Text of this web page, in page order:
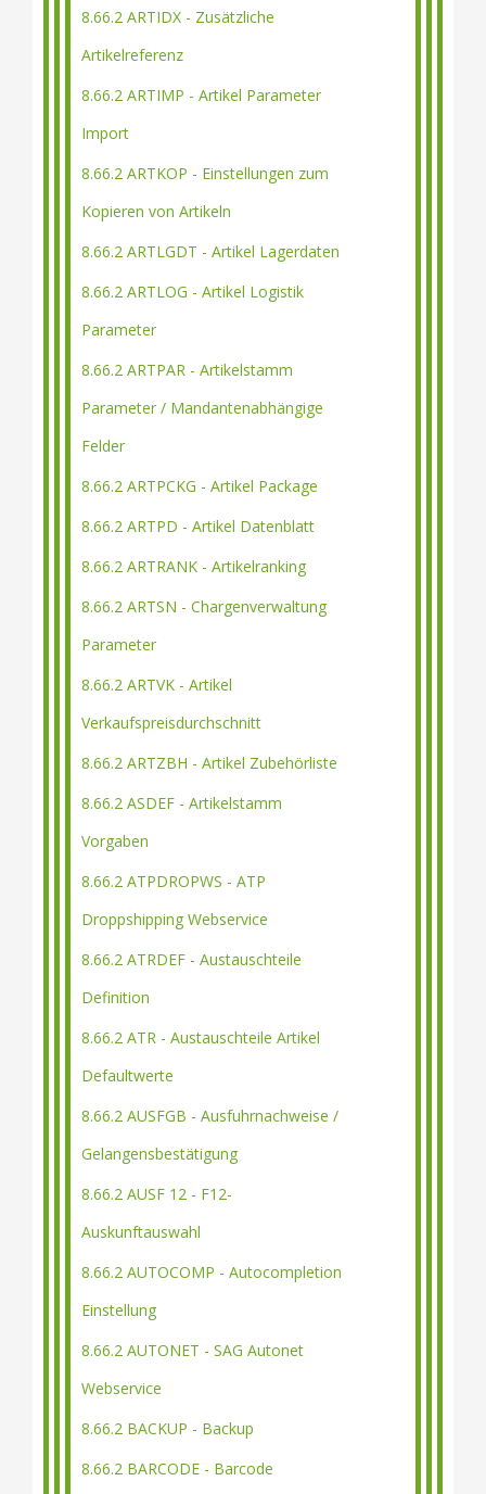
8.66.2 ARTIDX - Zusätzliche
Artikelreferenz
8.66.2 ARTIMP - Artikel Parameter
Import
8.66.2 ARTKOP - Einstellungen zum
Kopieren von Artikeln
8.66.2 ARTLGDT - Artikel Lagerdaten
8.66.2 ARTLOG - Artikel Logistik
Parameter
8.66.2 ARTPAR - Artikelstamm
Parameter / Mandantenabhängige
Felder
8.66.2 ARTPCKG - Artikel Package
8.66.2 ARTPD - Artikel Datenblatt
8.66.2 ARTRANK - Artikelranking
8.66.2 ARTSN - Chargenverwaltung
Parameter
8.66.2 ARTVK - Artikel
Verkaufspreisdurchschnitt
8.66.2 ARTZBH - Artikel Zubehörliste
8.66.2 ASDEF - Artikelstamm
Vorgaben
8.66.2 ATPDROPWS - ATP
Droppshipping Webservice
8.66.2 ATRDEF - Austauschteile
Definition
8.66.2 ATR - Austauschteile Artikel
Defaultwerte
8.66.2 AUSFGB - Ausfuhrnachweise /
Gelangensbestätigung
8.66.2 AUSF 12 - F12-
Auskunftauswahl
8.66.2 AUTOCOMP - Autocompletion
Einstellung
8.66.2 AUTONET - SAG Autonet
Webservice
8.66.2 BACKUP - Backup
8.66.2 BARCODE - Barcode